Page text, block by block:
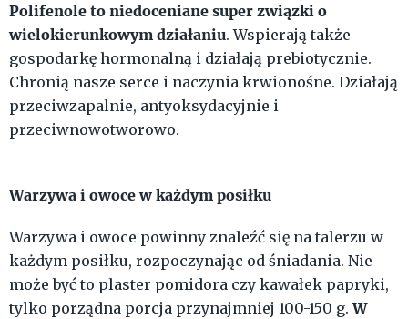
Polifenole to niedoceniane super związki o
wielokierunkowym działaniu. Wspierają także
gospodarkę hormonalną i działają prebiotycznie.
Chronią nasze serce i naczynia krwionośne. Działają
przeciwzapalnie, antyoksydacyjnie i
przeciwnowotworowo.
Warzywa i owoce w każdym posiłku
Warzywa i owoce powinny znaleźć się na talerzu w
każdym posiłku, rozpoczynając od śniadania. Nie
może być to plaster pomidora czy kawałek papryki,
tylko porządna porcja przynajmniej 100-150 g.W